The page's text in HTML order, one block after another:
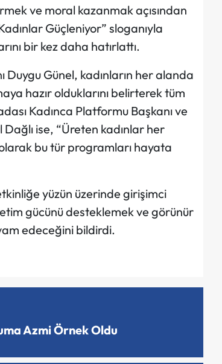
ve moral kazanmak açısından
Güçleniyor” sloganıyla
bir kez daha hatırlattı.
Duygu Günel, kadınların her alanda
hazır olduklarını belirterek tüm
Kadınca Platformu Başkanı ve
Dağlı ise, “Üreten kadınlar her
bu tür programları hayata
yüzün üzerinde girişimci
gücünü desteklemek ve görünür
edeceğini bildirdi.
Azmi Örnek Oldu